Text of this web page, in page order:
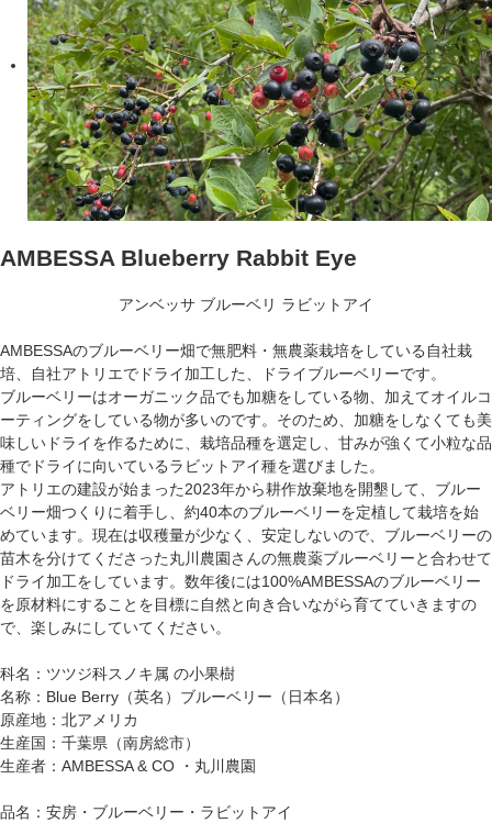
AMBESSA Blueberry Rabbit Eye
アンベッサ ブルーベリ ラビットアイ
AMBESSAのブルーベリー畑で無肥料・無農薬栽培をしている自社栽
培、自社アトリエでドライ加工した、ドライブルーベリーです。
ブルーベリーはオーガニック品でも加糖をしている物、加えてオイルコ
ーティングをしている物が多いのです。そのため、加糖をしなくても美
味しいドライを作るために、栽培品種を選定し、甘みが強くて小粒な品
種でドライに向いているラビットアイ種を選びました。
アトリエの建設が始まった2023年から耕作放棄地を開墾して、ブルー
ベリー畑つくりに着手し、約40本のブルーベリーを定植して栽培を始
めています。現在は収穫量が少なく、安定しないので、ブルーベリーの
苗木を分けてくださった丸川農園さんの無農薬ブルーベリーと合わせて
ドライ加工をしています。数年後には100%AMBESSAのブルーベリー
を原材料にすることを目標に自然と向き合いながら育てていきますの
で、楽しみにしていてください。
科名：ツツジ科スノキ属 の小果樹
名称：Blue Berry（英名）ブルーベリー（日本名）
原産地：北アメリカ
生産国：千葉県（南房総市）
生産者：AMBESSA & CO ・丸川農園
品名：安房・ブルーベリー・ラビットアイ